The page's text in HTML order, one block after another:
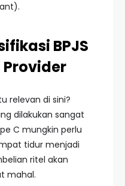
BPJS
Provider
relevan di sini?
dilakukan sangat
C mungkin perlu
tidur menjadi
ritel akan
mahal.